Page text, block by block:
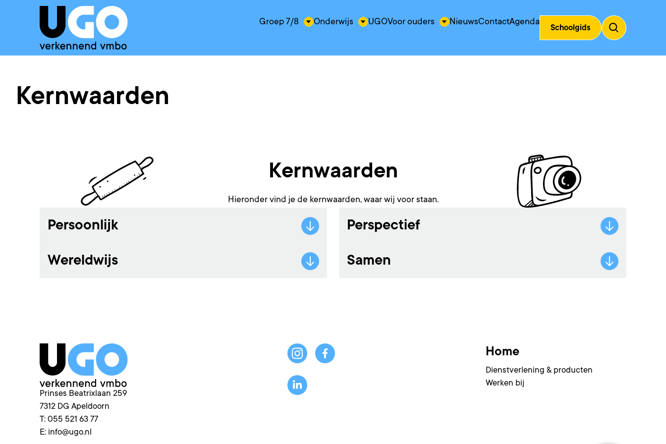
Groep 7/8 Onderwijs UGOVoor ouders NieuwsContactAgenda
Schoolgids
Kernwaarden
Kernwaarden
Hieronder vind je de kernwaarden, waar wij voor staan.
Persoonlijk
Wereldwijs
Perspectief
Samen
Prinses Beatrixlaan 259
7312 DG Apeldoorn
T: 055 521 63 77
E: info@ugo.nl
Home
Dienstverlening & producten
Werken bij